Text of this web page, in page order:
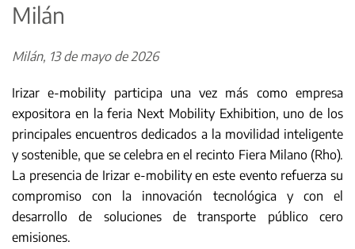
Milán
Milán, 13 de mayo de 2026
Irizar e-mobility participa una vez más como empresa
expositora en la feria Next Mobility Exhibition, uno de los
principales encuentros dedicados a la movilidad inteligente
y sostenible, que se celebra en el recinto Fiera Milano (Rho).
La presencia de Irizar e-mobility en este evento refuerza su
compromiso con la innovación tecnológica y con el
desarrollo de soluciones de transporte público cero
emisiones.